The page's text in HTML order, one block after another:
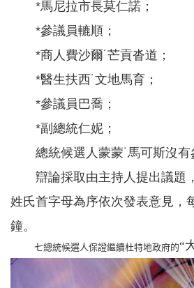
*馬尼拉市長莫仁諾；
*參議員轆順；
*商人費沙爾˙芒貢沓道；
*醫生扶西˙文地馬育；
*參議員巴喬；
*副總統仁妮；
總統候選人蒙蒙˙馬可斯沒有
辯論採取由主持人提出議題
姓氏首字母為序依次發表意見，
鐘。
七總統候選人保證繼續杜特地政府的“